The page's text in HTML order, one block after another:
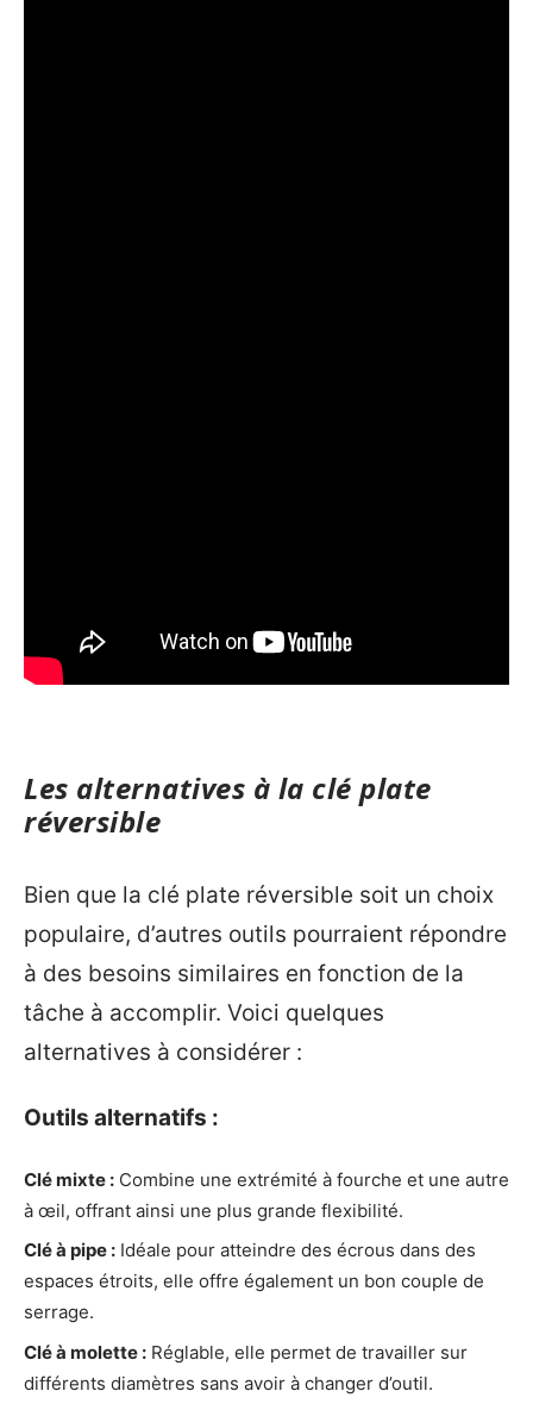
Les alternatives à la clé plate
réversible
Bien que la clé plate réversible soit un choix
populaire, d’autres outils pourraient répondre
à des besoins similaires en fonction de la
tâche à accomplir. Voici quelques
alternatives à considérer :
Outils alternatifs :
Clé mixte : Combine une extrémité à fourche et une autre
à œil, offrant ainsi une plus grande flexibilité.
Clé à pipe : Idéale pour atteindre des écrous dans des
espaces étroits, elle offre également un bon couple de
serrage.
Clé à molette : Réglable, elle permet de travailler sur
différents diamètres sans avoir à changer d’outil.